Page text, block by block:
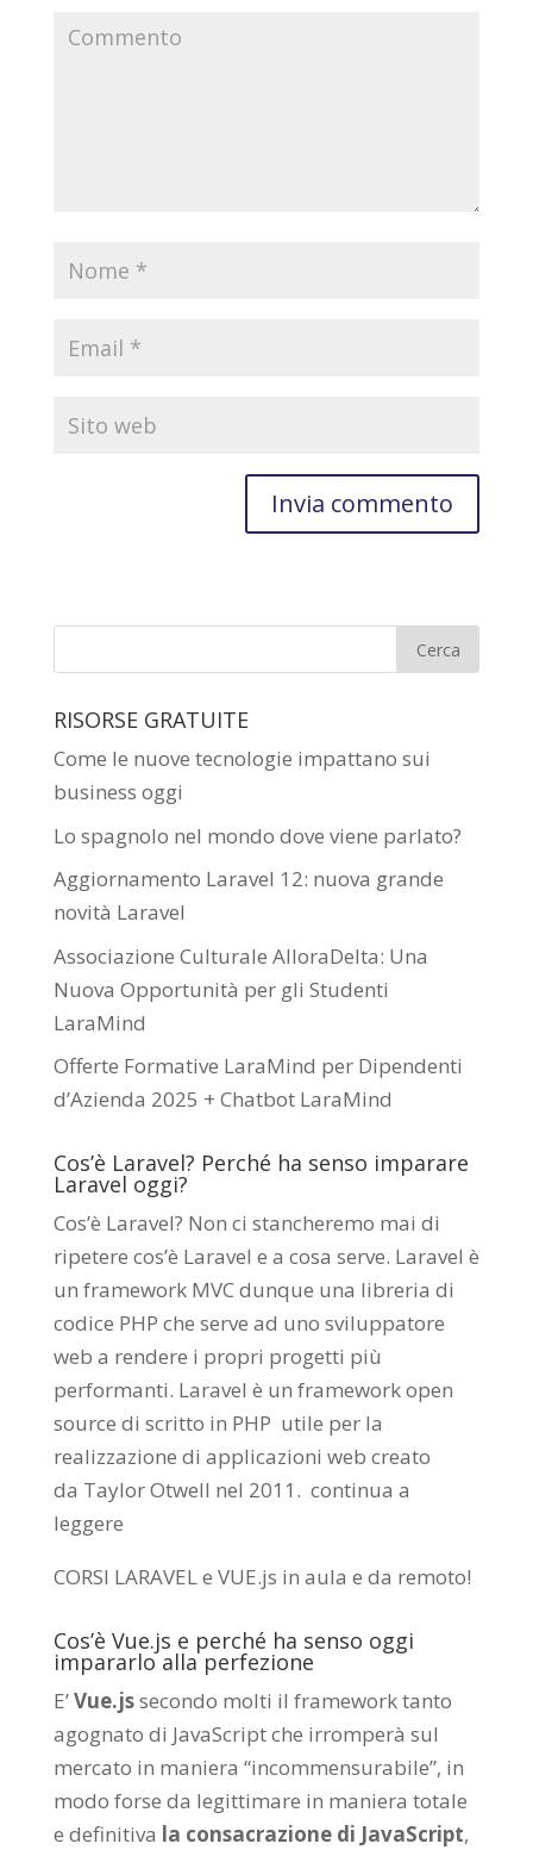
RISORSE GRATUITE
Come le nuove tecnologie impattano sui
business oggi
Lo spagnolo nel mondo dove viene parlato?
Aggiornamento Laravel 12: nuova grande
novità Laravel
Associazione Culturale AlloraDelta: Una
Nuova Opportunità per gli Studenti
LaraMind
Offerte Formative LaraMind per Dipendenti
d’Azienda 2025 + Chatbot LaraMind
Cos’è Laravel? Perché ha senso imparare
Laravel oggi?
Cos’è Laravel? Non ci stancheremo mai di
ripetere cos’è Laravel e a cosa serve. Laravel è
un framework MVC dunque una libreria di
codice PHP che serve ad uno sviluppatore
web a rendere i propri progetti più
performanti. Laravel è un framework open
source di scritto in PHP utile per la
realizzazione di applicazioni web creato
da Taylor Otwell nel 2011. continua a
leggere
CORSI LARAVEL e VUE.js in aula e da remoto!
Cos’è Vue.js e perché ha senso oggi
impararlo alla perfezione
E’Vue.jssecondo molti il framework tanto
agognato di JavaScript che irromperà sul
mercato in maniera “incommensurabile”, in
modo forse da legittimare in maniera totale
e definitiva la consacrazione di JavaScript,